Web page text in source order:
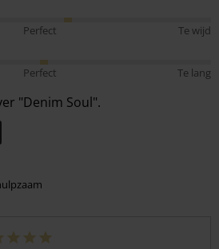
Perfect
Te wijd
Perfect Te lang
"Denim Soul".